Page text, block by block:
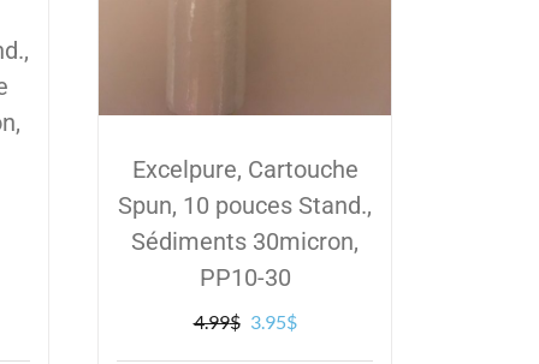
Excelpure, Cartouche
Spun, 10 pouces Stand.,
Sédiments 30micron,
PP10-30
4.99$ Le
3.95$Le